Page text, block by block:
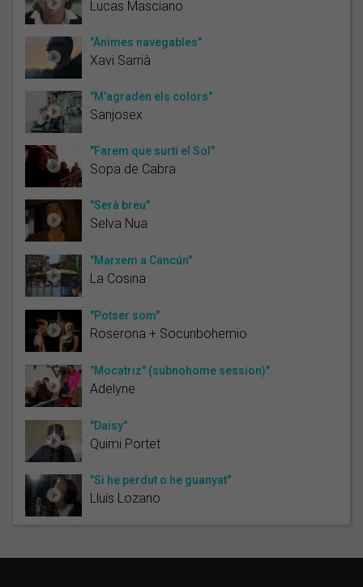
Lucas Masciano
"Ànimes navegables"
Xavi Sarrià
"M'agraden els colors"
Sanjosex
"Farem que surti el Sol"
Sopa de Cabra
"Serà breu"
Selva Nua
"Marxem a Cancún"
La Cosina
"Potser som"
Roserona + Socunbohemio
"Mocatriz" (subnohome session)"
Adelyne
"Daisy"
Quimi Portet
"Si he perdut o he guanyat"
Lluís Lozano